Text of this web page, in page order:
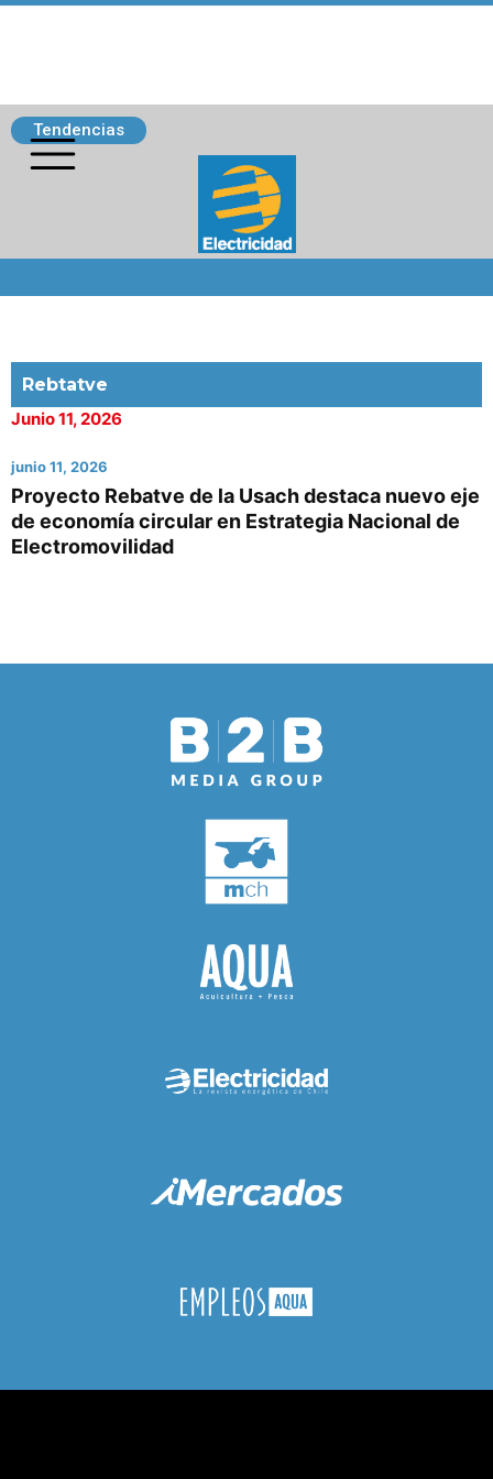
Tendencias
Rebtatve
Junio 11, 2026
junio 11, 2026
Proyecto Rebatve de la Usach destaca nuevo eje
de economía circular en Estrategia Nacional de
Electromovilidad